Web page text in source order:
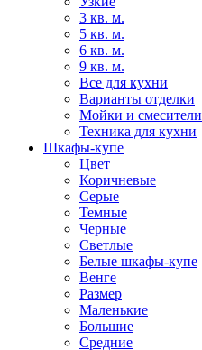
3 кв. м.
5 кв. м.
6 кв. м.
9 кв. м.
Все для кухни
Варианты отделки
Мойки и смесители
Техника для кухни
Шкафы-купе
Цвет
Коричневые
Серые
Темные
Черные
Светлые
Белые шкафы-купе
Венге
Размер
Маленькие
Большие
Средние